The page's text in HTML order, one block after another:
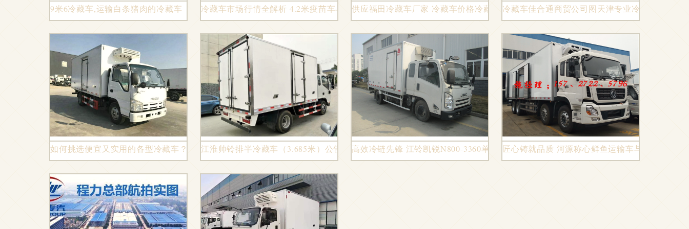
9米6冷藏车,运输白条猪肉的冷藏车 冷藏车市场行情全解析 4.2米疫苗车与肉钩车价格对比及选购指南
供应福田冷藏车厂家 冷藏车价格冷藏车图片冷藏车佳合通商贸公司图天津专业冷藏车
如何挑选便宜又实用的各型冷藏车？ 江淮帅铃排半冷藏车（3.685米）公告详解高效冷链先锋 江铃凯锐N800-3360单排冷藏车专业评测匠心铸就品质 河源称心鲜鱼运输车与冷藏车的卓